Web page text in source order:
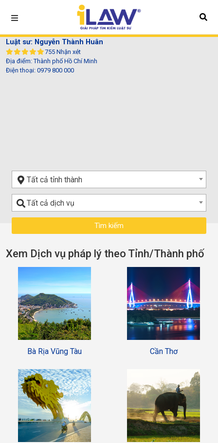
Luật sư: Nguyễn Thành Huân
755 Nhận xét
Địa điểm: Thành phố Hồ Chí Minh
Điện thoại: 0979 800 000
Tất cả tỉnh thành
Lĩnh
vực
Tất cả dịch vụ
Xem Dịch vụ pháp lý theo Tỉnh/Thành phố
Bà Rịa Vũng Tàu Cần Thơ